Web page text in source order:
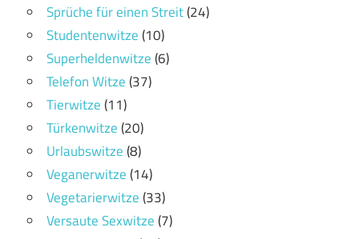
Sprüche für einen Streit(24)
Studentenwitze(10)
Superheldenwitze(6)
Telefon Witze(37)
Tierwitze(11)
Türkenwitze(20)
Urlaubswitze(8)
Veganerwitze(14)
Vegetarierwitze(33)
Versaute Sexwitze(7)